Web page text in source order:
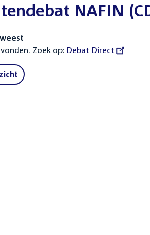
NAFIN
Zoek op: External
Debat Direct